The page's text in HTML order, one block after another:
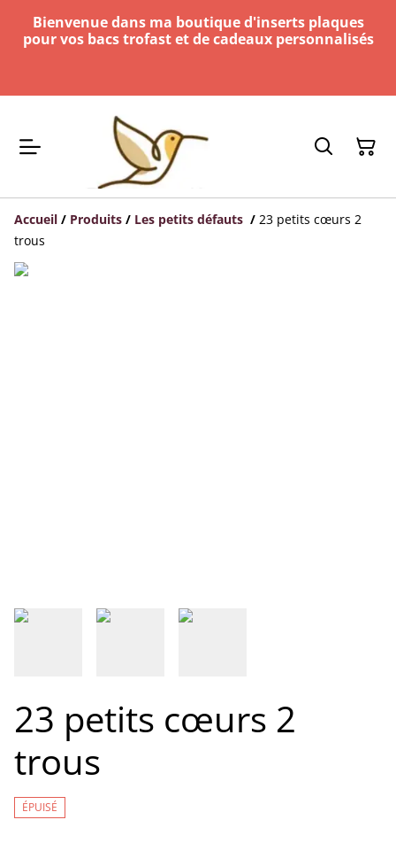
Bienvenue dans ma boutique d'inserts plaques
pour vos bacs trofast et de cadeaux personnalisés
Accueil / Produits / Les petits défauts / 23 petits cœurs 2
trous
23 petits cœurs 2
trous
ÉPUISÉ